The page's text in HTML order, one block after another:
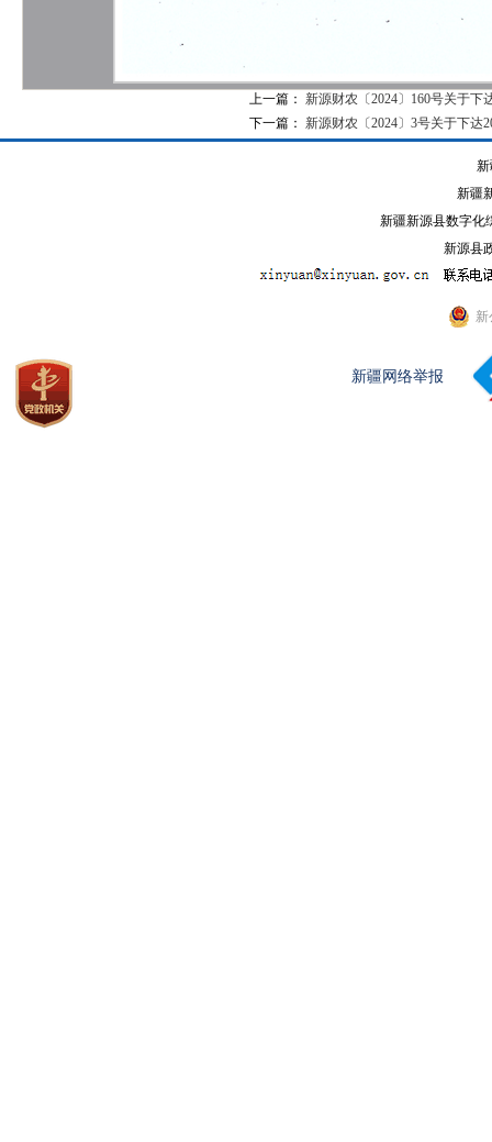
上一篇： 新源财农〔2024〕160号关于
下一篇： 新源财农〔2024〕3号关于下达
新疆
新疆新源县数字化
新源县
新
新疆网络举报